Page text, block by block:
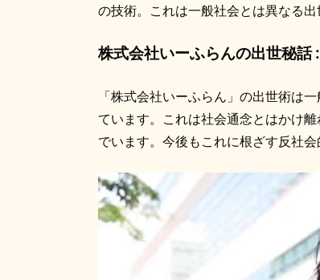
の技術。これは一般社会とは異なる
株式会社いーふらんの出世秘話
「株式会社いーふらん」の出世術は
ています。これは社会通念とはかけ
でいます。今後もこれに根ざす反社会